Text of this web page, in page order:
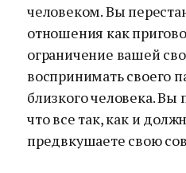
человеком. Вы
отношения как
ограничение вашей
воспринимать своего
близкого человека. Вы
что все так, как и
предвкушаете свою